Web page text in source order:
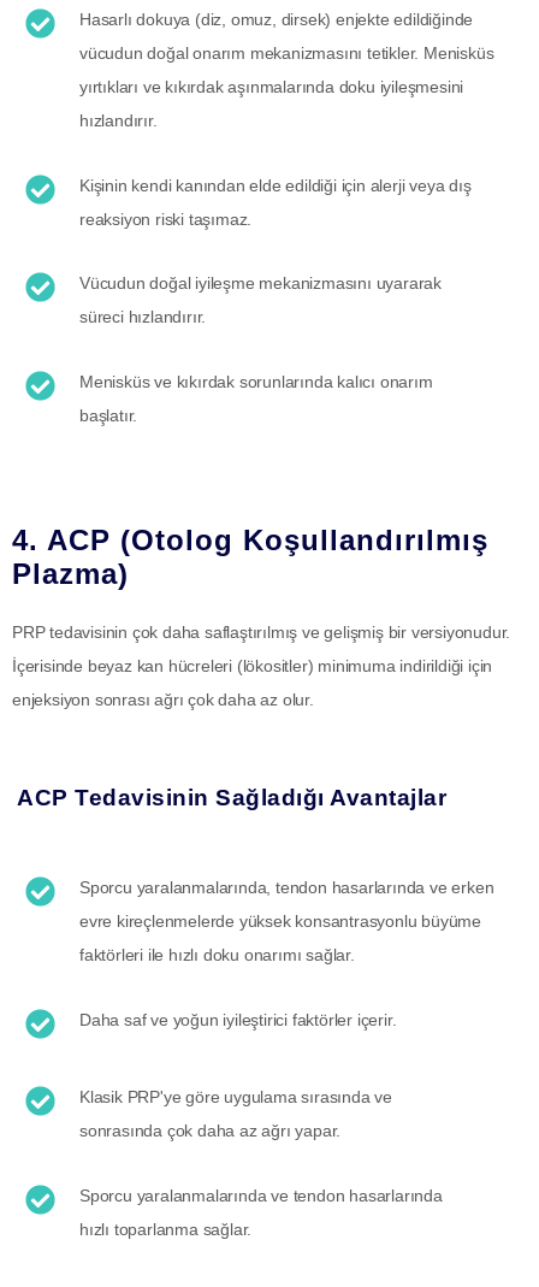
Hasarlı dokuya (diz, omuz, dirsek) enjekte edildiğinde
vücudun doğal onarım mekanizmasını tetikler. Menisküs
yırtıkları ve kıkırdak aşınmalarında doku iyileşmesini
hızlandırır.
Kişinin kendi kanından elde edildiği için alerji veya dış
reaksiyon riski taşımaz.
Vücudun doğal iyileşme mekanizmasını uyararak
süreci hızlandırır.
Menisküs ve kıkırdak sorunlarında kalıcı onarım
başlatır.
4. ACP (Otolog Koşullandırılmış
Plazma)
PRP tedavisinin çok daha saflaştırılmış ve gelişmiş bir versiyonudur.
İçerisinde beyaz kan hücreleri (lökositler) minimuma indirildiği için
enjeksiyon sonrası ağrı çok daha az olur.
ACP Tedavisinin Sağladığı Avantajlar
Sporcu yaralanmalarında, tendon hasarlarında ve erken
evre kireçlenmelerde yüksek konsantrasyonlu büyüme
faktörleri ile hızlı doku onarımı sağlar.
Daha saf ve yoğun iyileştirici faktörler içerir.
Klasik PRP'ye göre uygulama sırasında ve
sonrasında çok daha az ağrı yapar.
Sporcu yaralanmalarında ve tendon hasarlarında
hızlı toparlanma sağlar.